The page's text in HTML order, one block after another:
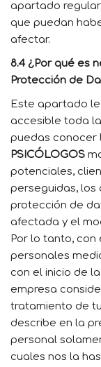
apartado
que puedan
afectar.
8.4 ¿Por qué es
Protección de
Este apartado
accesible toda
puedas conocer
PSICÓLOGOS
potenciales,
perseguidas, los
protección de
afectada y el
Por lo tanto,
personales
con el inicio de
empresa
tratamiento de
describe en la
personal
cuales nos la